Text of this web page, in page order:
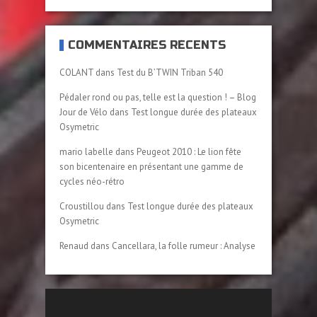
COMMENTAIRES RÉCENTS
COLANT dans Test du B’TWIN Triban 540
Pédaler rond ou pas, telle est la question ! – Blog
Jour de Vélo dans Test longue durée des plateaux
Osymetric
mario labelle dans Peugeot 2010 : Le lion fête
son bicentenaire en présentant une gamme de
cycles néo-rétro
Croustillou dans Test longue durée des plateaux
Osymetric
Renaud dans Cancellara, la folle rumeur : Analyse